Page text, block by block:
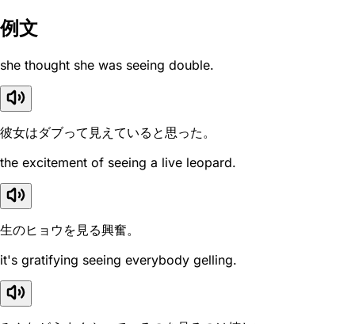
例文
she thought she was seeing double.
彼女はダブって見えていると思った。
the excitement of seeing a live leopard.
生のヒョウを見る興奮。
it's gratifying seeing everybody gelling.